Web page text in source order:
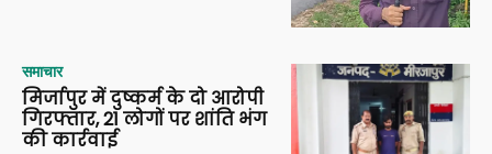
समाचार
मिर्जापुर में दुष्कर्म के दो आरोपी
गिरफ्तार, 21 लोगों पर शांति भंग
की कार्रवाई